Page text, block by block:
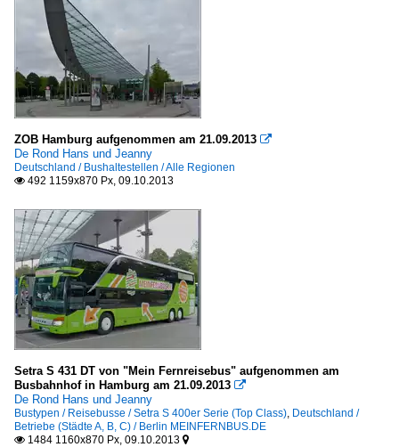
ZOB Hamburg aufgenommen am 21.09.2013 
De Rond Hans und Jeanny
Deutschland / Bushaltestellen / Alle Regionen
 492 1159x870 Px, 09.10.2013
Setra S 431 DT von "Mein Fernreisebus" aufgenommen am
Busbahnhof in Hamburg am 21.09.2013 
De Rond Hans und Jeanny
Bustypen / Reisebusse / Setra S 400er Serie (Top Class), Deutschland /
Betriebe (Städte A, B, C) / Berlin MEINFERNBUS.DE
 1484 1160x870 Px, 09.10.2013 